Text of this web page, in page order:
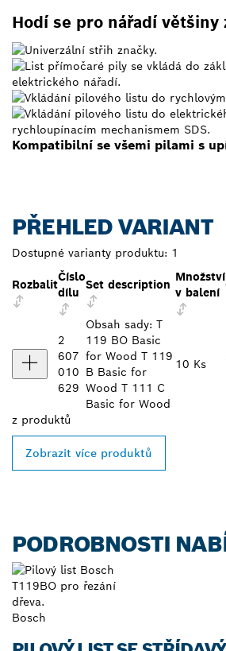
Hodí se pro nářadí většiny
Kompatibilní se všemi pilami s
PŘEHLED VARIANT
Dostupné varianty produktu: 1
Rozbalit
Číslo
dílu
Set description
Množství
v balení
2
607
010
629
Obsah sady: T
119 BO Basic
for Wood T 119
B Basic for
Wood T 111 C
Basic for Wood
10 Ks
z produktů
Zobrazit více produktů
PODROBNOSTI
Bosch